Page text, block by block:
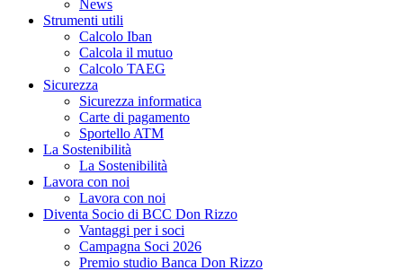
News
Strumenti utili
Calcolo Iban
Calcola il mutuo
Calcolo TAEG
Sicurezza
Sicurezza informatica
Carte di pagamento
Sportello ATM
La Sostenibilità
La Sostenibilità
Lavora con noi
Lavora con noi
Diventa Socio di BCC Don Rizzo
Vantaggi per i soci
Campagna Soci 2026
Premio studio Banca Don Rizzo